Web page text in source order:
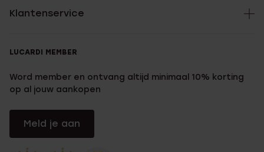
Klantenservice
LUCARDI MEMBER
Word member en ontvang altijd minimaal 10% korting
op al jouw aankopen
Meld je aan